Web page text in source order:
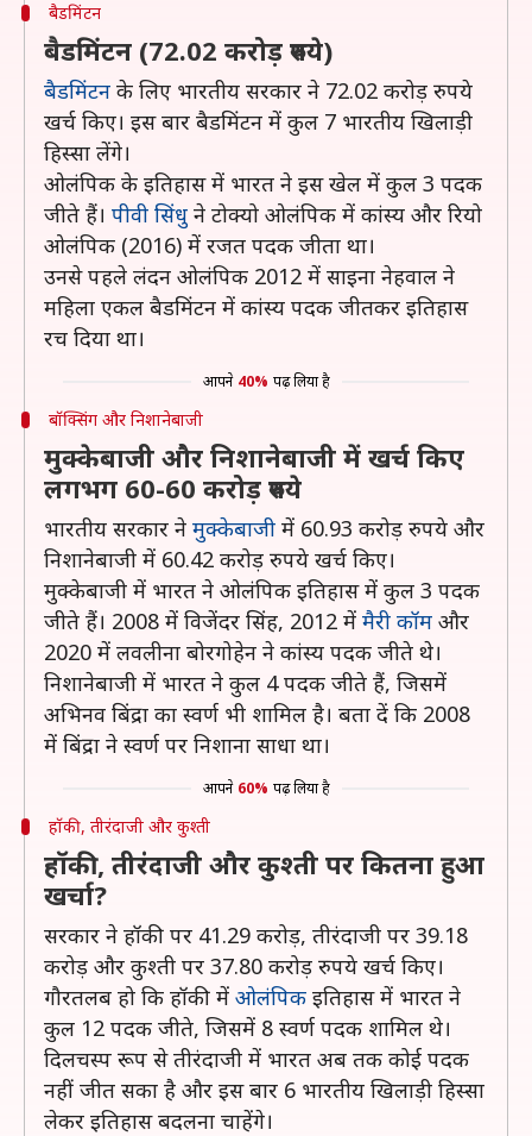
बैडमिंटन
बैडमिंटन (72.02 करोड़ रुपये)
बैडमिंटन के लिए भारतीय सरकार ने 72.02 करोड़ रुपये
खर्च किए। इस बार बैडमिंटन में कुल 7 भारतीय खिलाड़ी
हिस्सा लेंगे।
ओलंपिक के इतिहास में भारत ने इस खेल में कुल 3 पदक
जीते हैं। पीवी सिंधु ने टोक्यो ओलंपिक में कांस्य और रियो
ओलंपिक (2016) में रजत पदक जीता था।
उनसे पहले लंदन ओलंपिक 2012 में साइना नेहवाल ने
महिला एकल बैडमिंटन में कांस्य पदक जीतकर इतिहास
रच दिया था।
आपने 40% पढ़ लिया है
बॉक्सिंग और निशानेबाजी
मुक्केबाजी और निशानेबाजी में खर्च किए
लगभग 60-60 करोड़ रुपये
भारतीय सरकार ने मुक्केबाजी में 60.93 करोड़ रुपये और
निशानेबाजी में 60.42 करोड़ रुपये खर्च किए।
मुक्केबाजी में भारत ने ओलंपिक इतिहास में कुल 3 पदक
जीते हैं। 2008 में विजेंदर सिंह, 2012 में मैरी कॉम और
2020 में लवलीना बोरगोहेन ने कांस्य पदक जीते थे।
निशानेबाजी में भारत ने कुल 4 पदक जीते हैं, जिसमें
अभिनव बिंद्रा का स्वर्ण भी शामिल है। बता दें कि 2008
में बिंद्रा ने स्वर्ण पर निशाना साधा था।
आपने 60% पढ़ लिया है
हॉकी, तीरंदाजी और कुश्ती
हॉकी, तीरंदाजी और कुश्ती पर कितना हुआ
खर्चा?
सरकार ने हॉकी पर 41.29 करोड़, तीरंदाजी पर 39.18
करोड़ और कुश्ती पर 37.80 करोड़ रुपये खर्च किए।
गौरतलब हो कि हॉकी में ओलंपिक इतिहास में भारत ने
कुल 12 पदक जीते, जिसमें 8 स्वर्ण पदक शामिल थे।
दिलचस्प रूप से तीरंदाजी में भारत अब तक कोई पदक
नहीं जीत सका है और इस बार 6 भारतीय खिलाड़ी हिस्सा
लेकर इतिहास बदलना चाहेंगे।